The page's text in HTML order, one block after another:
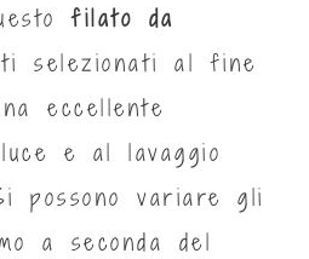
filato da
selezionati al fine
eccellente
e al lavaggio
possono variare gli
a seconda del